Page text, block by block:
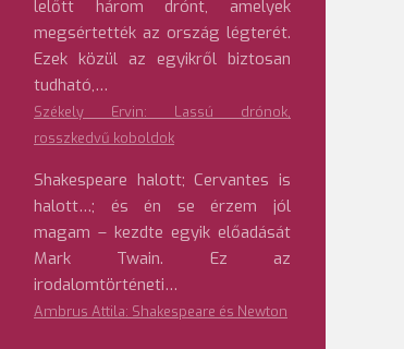
lelőtt három drónt, amelyek
megsértették az ország légterét.
Ezek közül az egyikről biztosan
tudható,…
Székely Ervin: Lassú drónok,
rosszkedvű koboldok
Shakespeare halott; Cervantes is
halott…; és én se érzem jól
magam – kezdte egyik előadását
Mark Twain. Ez az
irodalomtörténeti…
Ambrus Attila: Shakespeare és Newton